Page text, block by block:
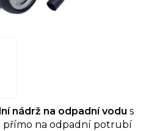
nádrž na odpadní vodu s
přímo na odpadní potrubí